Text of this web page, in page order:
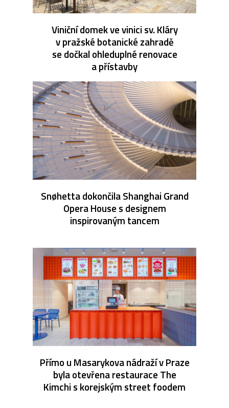
Viniční domek ve vinici sv. Kláry
v pražské botanické zahradě
se dočkal ohleduplné renovace
a přístavby
Snøhetta dokončila Shanghai Grand
Opera House s designem
inspirovaným tancem
Přímo u Masarykova nádraží v Praze
byla otevřena restaurace The
Kimchi s korejským street foodem